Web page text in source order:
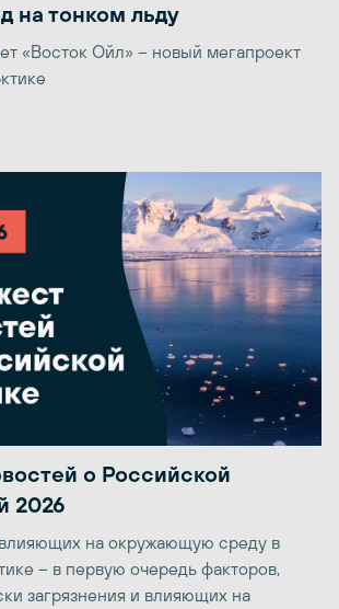
на тонком льду
«Восток Ойл» – новый мегапроект
о Российской
2026
на окружающую среду в
– в первую очередь факторов,
загрязнения и влияющих на